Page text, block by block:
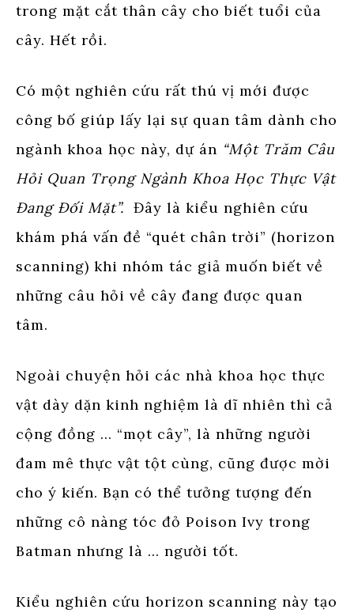
trong mặt cắt thân cây cho biết tuổi của
cây. Hết rồi.
Có một nghiên cứu rất thú vị mới được
công bố giúp lấy lại sự quan tâm dành cho
ngành khoa học này, dự án “Một Trăm Câu
Hỏi Quan Trọng Ngành Khoa Học Thực Vật
Đang Đối Mặt”. Đây là kiểu nghiên cứu
khám phá vấn đề “quét chân trời” (horizon
scanning) khi nhóm tác giả muốn biết về
những câu hỏi về cây đang được quan
tâm.
Ngoài chuyện hỏi các nhà khoa học thực
vật dày dặn kinh nghiệm là dĩ nhiên thì cả
cộng đồng … “mọt cây”, là những người
đam mê thực vật tột cùng, cũng được mời
cho ý kiến. Bạn có thể tưởng tượng đến
những cô nàng tóc đỏ Poison Ivy trong
Batman nhưng là … người tốt.
Kiểu nghiên cứu horizon scanning này tạo